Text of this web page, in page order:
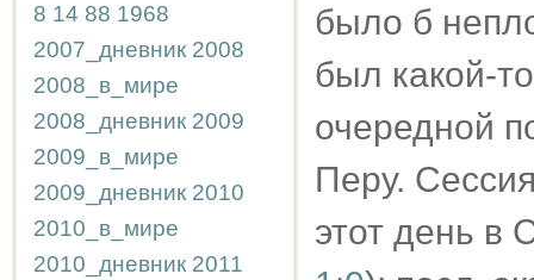
8 14 88 1968
2007_дневник 2008
2008_в_мире
2008_дневник 2009
2009_в_мире
2009_дневник 2010
2010_в_мире
2010_дневник 2011
было б
был какой-
очередной
Перу.
этот день